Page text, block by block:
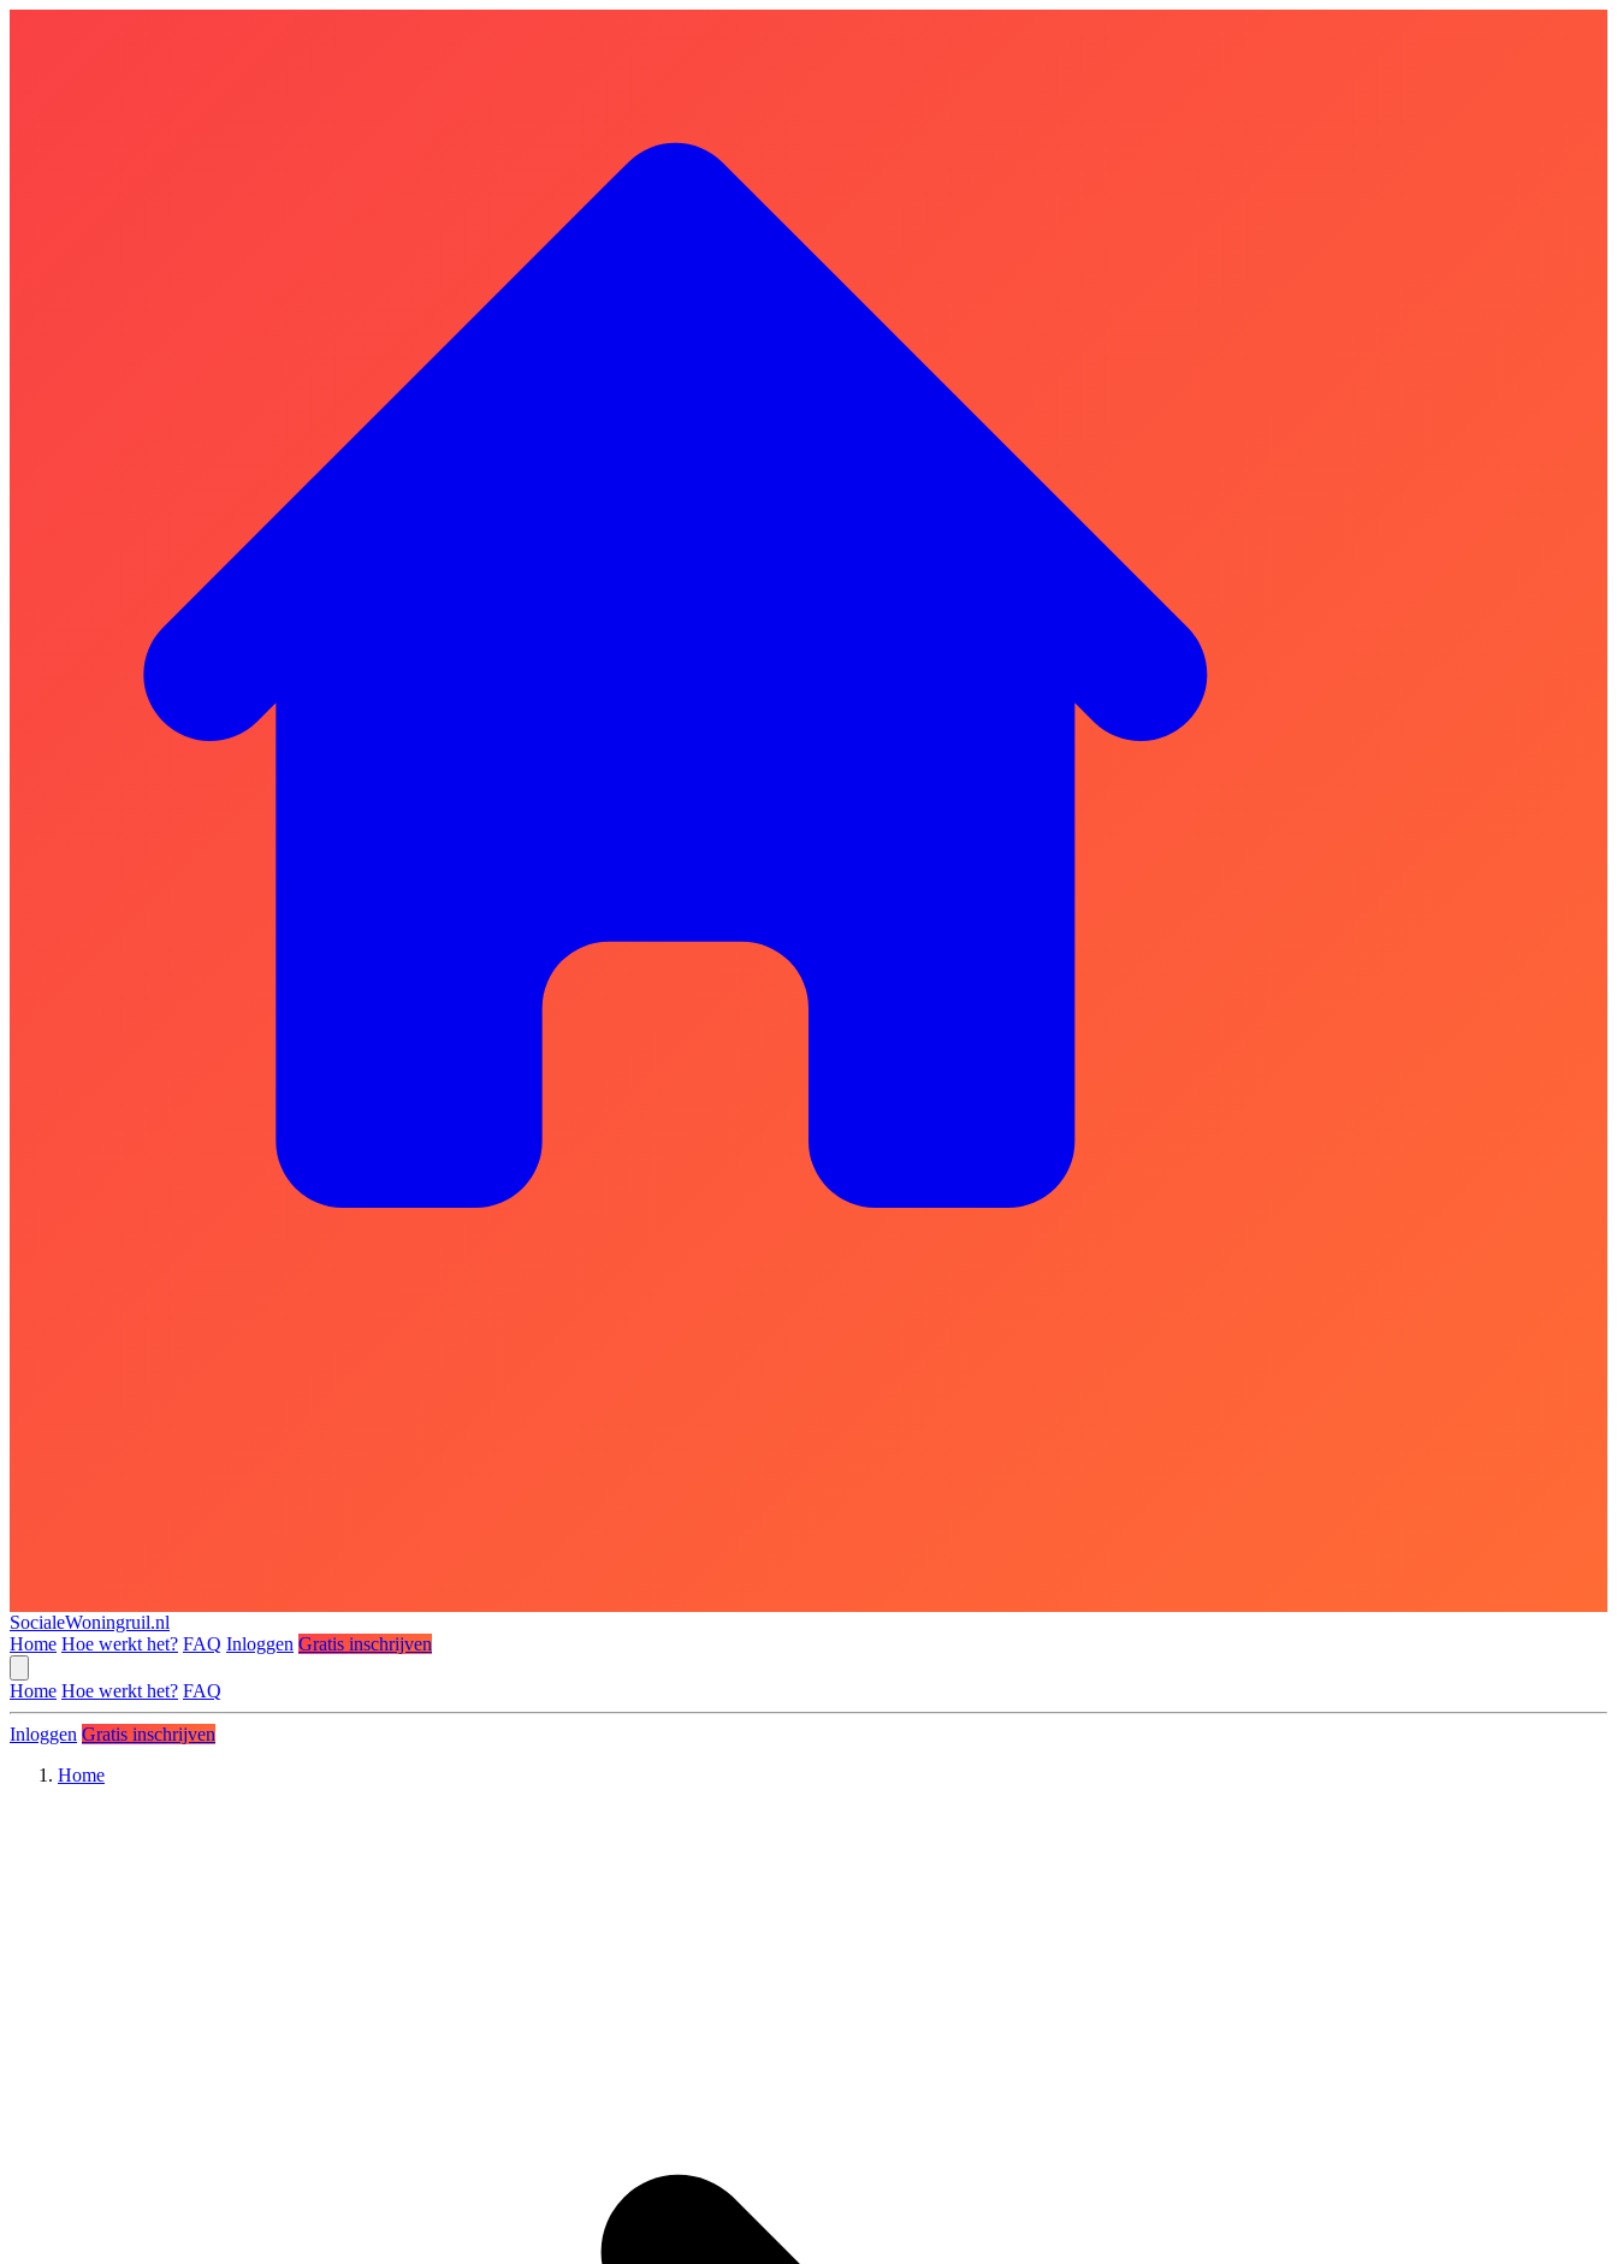
SocialeWoningruil.nl
Home Hoe werkt het? FAQ Inloggen Gratis inschrijven
Home Hoe werkt het? FAQ
Inloggen Gratis inschrijven
Home